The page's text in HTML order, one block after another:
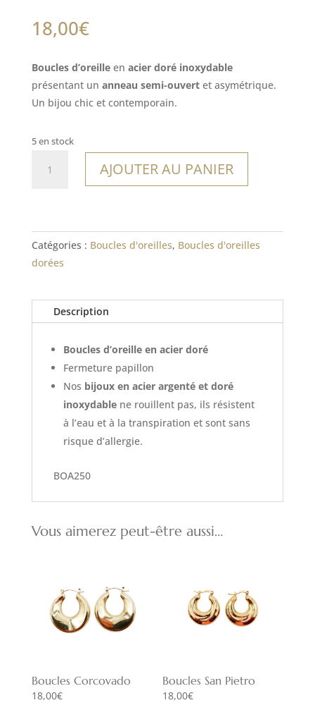
18,00€
Boucles d’oreilleen acier doré inoxydable
présentant un anneau semi-ouvertet asymétrique.
Un bijou chic et contemporain.
5 en stock
AJOUTER AU PANIER
Catégories : Boucles d'oreilles, Boucles d'oreilles
dorées
Description
Boucles d’oreille en acier doré
Fermeture papillon
Nos bijoux en acier argenté et doré
inoxydablene rouillent pas, ils résistent
à l’eau et à la transpiration et sont sans
risque d’allergie.
BOA250
Vous aimerez peut-être aussi…
Boucles Corcovado
18,00€
Boucles San Pietro
18,00€